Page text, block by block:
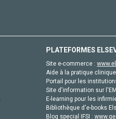
PLATEFORMES
Site e-commerce :
Aide à la pratique
Portail pour les
Site d'information sur
E-learning pour les
Bibliothèque d'e-books
Blog special IFSI :